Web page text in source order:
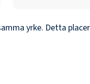
yrke. Detta